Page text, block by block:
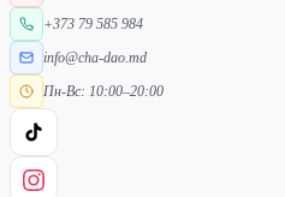
+373 79 585 984
info@cha-dao.md
Пн-Вс: 10:00–20:00